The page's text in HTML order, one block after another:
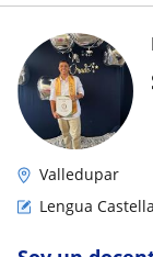
Valledupar
Lengua